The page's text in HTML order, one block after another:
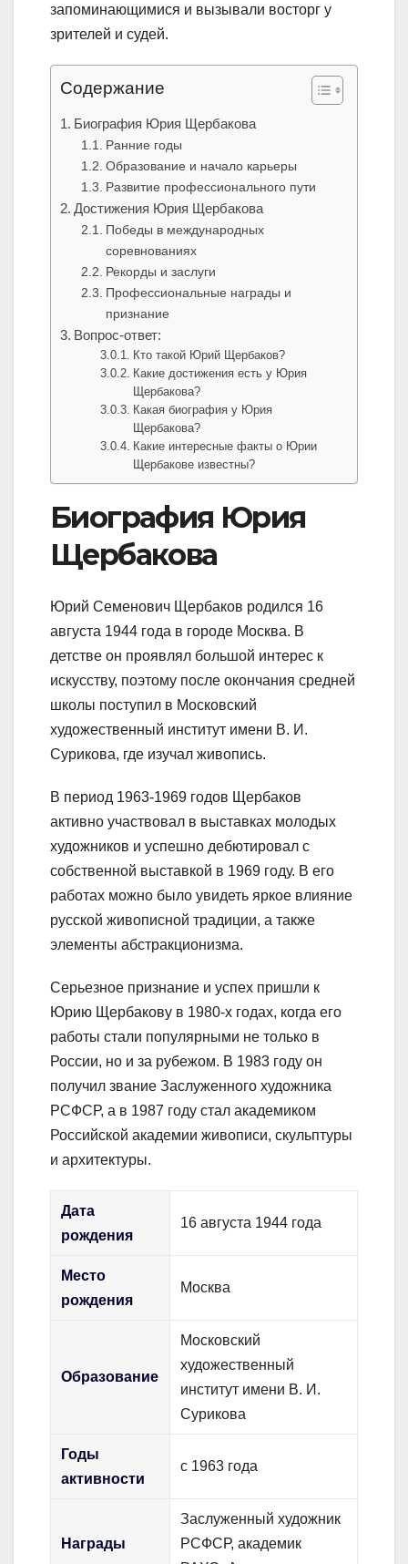
запоминающимися и вызывали восторг у
зрителей и судей.
Содержание
Биография Юрия Щербакова
Ранние годы
Образование и начало карьеры
Развитие профессионального пути
Достижения Юрия Щербакова
Победы в международных
соревнованиях
Рекорды и заслуги
Профессиональные награды и
признание
Вопрос-ответ:
Кто такой Юрий Щербаков?
Какие достижения есть у Юрия
Щербакова?
Какая биография у Юрия
Щербакова?
Какие интересные факты о Юрии
Щербакове известны?
Биография Юрия
Щербакова
Юрий Семенович Щербаков родился 16
августа 1944 года в городе Москва. В
детстве он проявлял большой интерес к
искусству, поэтому после окончания средней
школы поступил в Московский
художественный институт имени В. И.
Сурикова, где изучал живопись.
В период 1963-1969 годов Щербаков
активно участвовал в выставках молодых
художников и успешно дебютировал с
собственной выставкой в 1969 году. В его
работах можно было увидеть яркое влияние
русской живописной традиции, а также
элементы абстракционизма.
Серьезное признание и успех пришли к
Юрию Щербакову в 1980-х годах, когда его
работы стали популярными не только в
России, но и за рубежом. В 1983 году он
получил звание Заслуженного художника
РСФСР, а в 1987 году стал академиком
Российской академии живописи, скульптуры
и архитектуры.
Дата
рождения
16 августа 1944 года
Место
рождения
Москва
Образование
Московский
художественный
институт имени В. И.
Сурикова
Годы
активности
с 1963 года
Награды
Заслуженный художник
РСФСР, академик